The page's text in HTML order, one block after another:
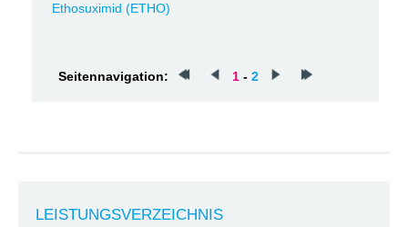
Ethosuximid (ETHO)
Seitennavigation: 1 - 2
LEISTUNGSVERZEICHNIS